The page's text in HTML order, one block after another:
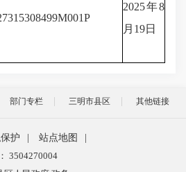
2025年8
月19日
部门专栏 三明市县区 其他链接
护 站点地图
3504270004